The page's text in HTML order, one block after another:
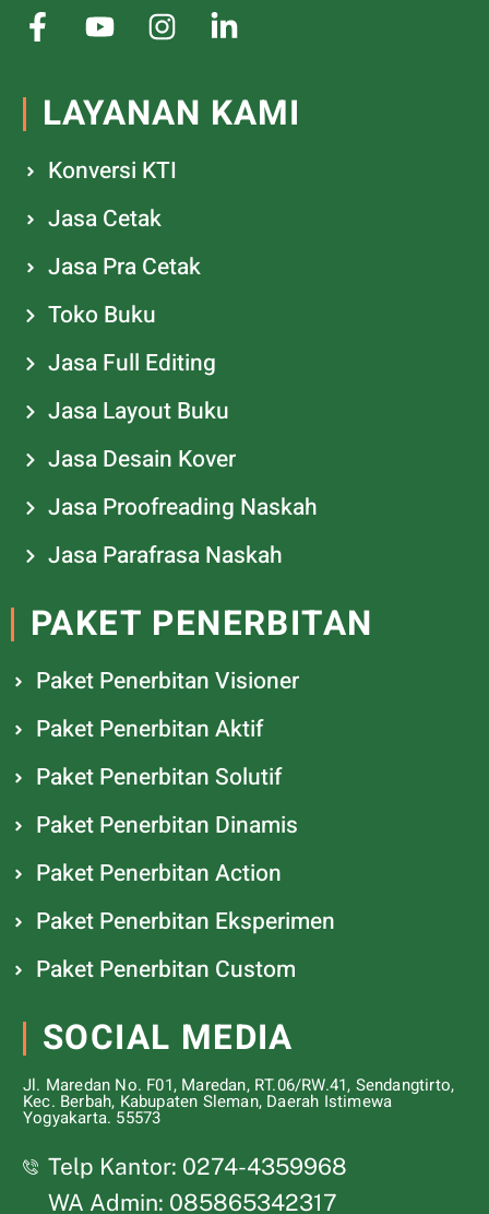
LAYANAN KAMI
Konversi KTI
Jasa Cetak
Jasa Pra Cetak
Toko Buku
Jasa Full Editing
Jasa Layout Buku
Jasa Desain Kover
Jasa Proofreading Naskah
Jasa Parafrasa Naskah
PAKET PENERBITAN
Paket Penerbitan Visioner
Paket Penerbitan Aktif
Paket Penerbitan Solutif
Paket Penerbitan Dinamis
Paket Penerbitan Action
Paket Penerbitan Eksperimen
Paket Penerbitan Custom
SOCIAL MEDIA
Jl. Maredan No. F01, Maredan, RT.06/RW.41, Sendangtirto,
Kec. Berbah, Kabupaten Sleman, Daerah Istimewa
Yogyakarta. 55573
Telp Kantor: 0274-4359968
WA Admin: 085865342317